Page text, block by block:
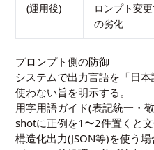
(運用後)
ロンプト変
の劣化
プロンプト側の防御
システムで出力言語を「日
使わない旨を明示する。
用字用語ガイド(表記統一・
shotに正例を1〜2件置くと文
構造化出力(JSON等)を使う